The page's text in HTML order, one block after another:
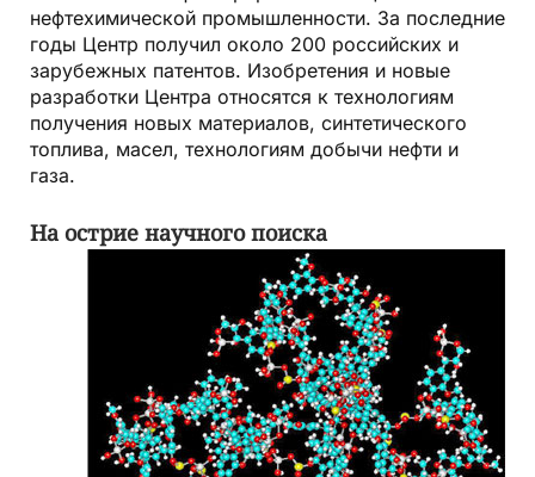
нефтехимической промышленности. За последние
годы Центр получил около 200 российских и
зарубежных патентов. Изобретения и новые
разработки Центра относятся к технологиям
получения новых материалов, синтетического
топлива, масел, технологиям добычи нефти и
газа.
На острие научного поиска